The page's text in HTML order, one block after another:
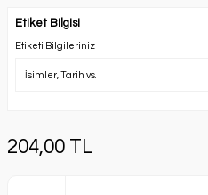
Etiket Bilgisi
Etiketi Bilgileriniz
204,00 TL